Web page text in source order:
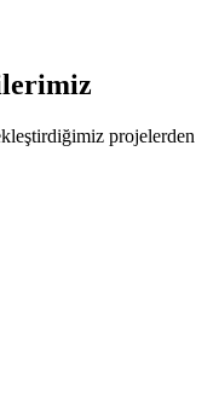
projelerden